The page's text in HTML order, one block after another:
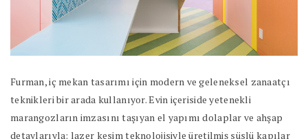
Furman, iç mekan tasarımı için modern ve geleneksel zanaatçı
teknikleri bir arada kullanıyor. Evin içeriside yetenekli
marangozların imzasını taşıyan el yapımı dolaplar ve ahşap
detaylarıyla; lazer kesim teknolojisiyle üretilmiş süslü kapılar